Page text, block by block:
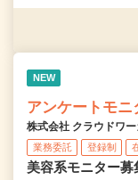
NEW
アンケートモニ
株式会社 クラウドワ
業務委託 登録制
美容系モニター